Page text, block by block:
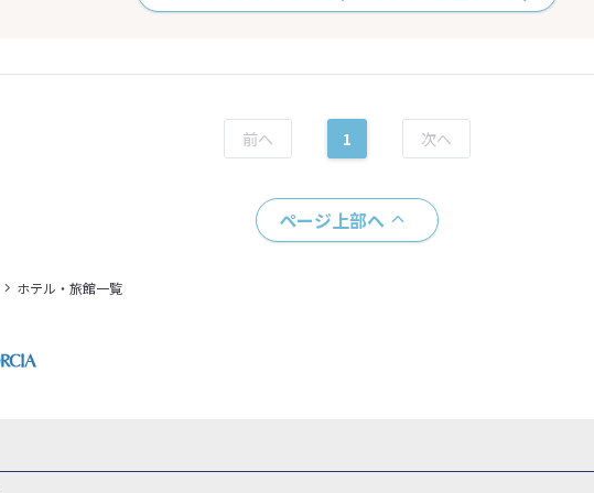
1
ページ上部へ
ホテル・旅館一覧